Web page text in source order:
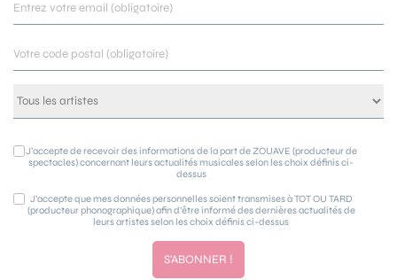
J’accepte de recevoir des informations de la part de ZOUAVE (producteur de
spectacles) concernant leurs actualités musicales selon les choix définis ci-
dessus
J’accepte que mes données personnelles soient transmises à TOT OU TARD
(producteur phonographique) afin d’être informé des dernières actualités de
leurs artistes selon les choix définis ci-dessus